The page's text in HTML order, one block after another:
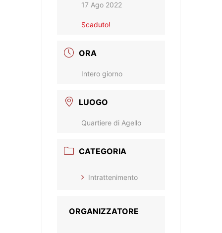
17 Ago 2022
Scaduto!
ORA
Intero giorno
LUOGO
Quartiere di Agello
CATEGORIA
Intrattenimento
ORGANIZZATORE